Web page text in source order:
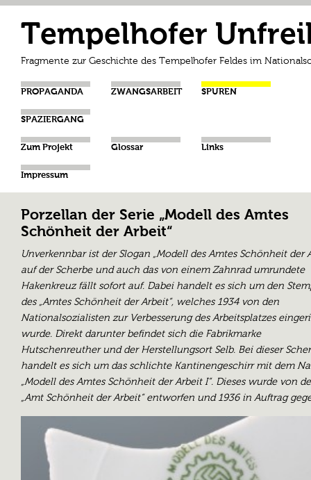
Tempelhofer
Fragmente zur Geschichte des Tempelhofer Feldes im
PROPAGANDA ZWANGSARBEIT SPUREN
SPAZIERGANG
Zum Projekt Glossar Links
Impressum
Porzellan der Serie „Modell des Amtes
Schönheit der Arbeit“
Unverkennbar ist der Slogan „Modell des Amtes Schönheit der
auf der Scherbe und auch das von einem Zahnrad umrundete
Hakenkreuz fällt sofort auf. Dabei handelt es sich um den
des „Amtes Schönheit der Arbeit“, welches 1934 von den
Nationalsozialisten zur Verbesserung des Arbeitsplatzes
wurde. Direkt darunter befindet sich die Fabrikmarke
Hutschenreuther und der Herstellungsort Selb. Bei dieser
handelt es sich um das schlichte Kantinengeschirr mit dem
„Modell des Amtes Schönheit der Arbeit I“. Dieses wurde von
„Amt Schönheit der Arbeit“ entworfen und 1936 in Auftrag